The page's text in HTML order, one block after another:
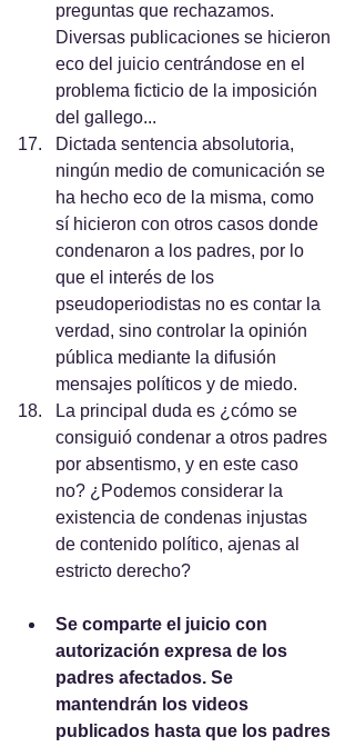
preguntas que rechazamos.
Diversas publicaciones se hicieron
eco del juicio centrándose en el
problema ficticio de la imposición
del gallego...
Dictada sentencia absolutoria,
ningún medio de comunicación se
ha hecho eco de la misma, como
sí hicieron con otros casos donde
condenaron a los padres, por lo
que el interés de los
pseudoperiodistas no es contar la
verdad, sino controlar la opinión
pública mediante la difusión
mensajes políticos y de miedo.
La principal duda es ¿cómo se
consiguió condenar a otros padres
por absentismo, y en este caso
no? ¿Podemos considerar la
existencia de condenas injustas
de contenido político, ajenas al
estricto derecho?
Se comparte el juicio con
autorización expresa de los
padres afectados. Se
mantendrán los videos
publicados hasta que los padres